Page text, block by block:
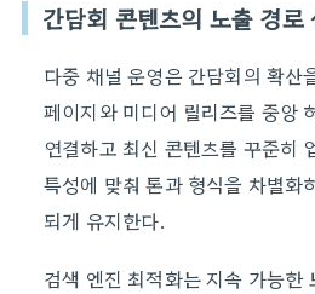
간담회 콘텐츠의 노출 경로
다중 채널 운영은 간담회의 확산
페이지와 미디어 릴리즈를 중앙
연결하고 최신 콘텐츠를 꾸준히
특성에 맞춰 톤과 형식을 차별화
되게 유지한다.
검색 엔진 최적화는 지속 가능한